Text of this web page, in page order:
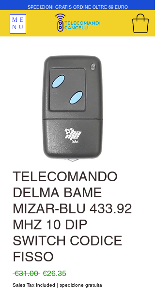
ME
NU
SPEDIZIONI GRATIS ORDINE OLTRE 69 EURO
TELECOMANDO
DELMA BAME
MIZAR-BLU 433.92
MHZ 10 DIP
SWITCH CODICE
FISSO
€31.00 Regular Price
€26.35Sale Price
Sales Tax Included spedizione gratuita